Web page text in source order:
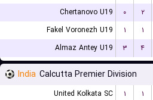
Chertanovo U19
۰ ۲
Fakel Voronezh U19
۱ ۱
Almaz Antey U19
۳ ۴
India Calcutta Premier Division
United Kolkata SC ۱ ۱